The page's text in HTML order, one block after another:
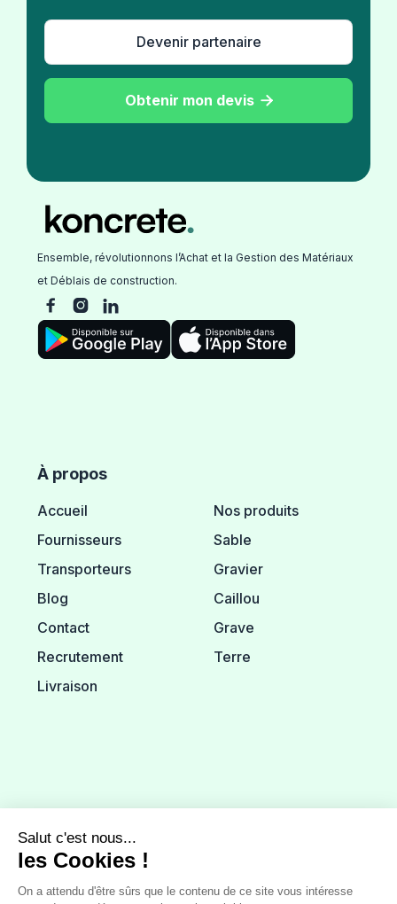
Devenir partenaire
Obtenir mon devis 
Ensemble, révolutionnons l’Achat et la Gestion des Matériaux
et Déblais de construction.
  
À propos
Accueil
Fournisseurs
Transporteurs
Blog
Contact
Recrutement
Livraison
Nos produits
Sable
Gravier
Caillou
Grave
Terre
CGV
Mentions légales